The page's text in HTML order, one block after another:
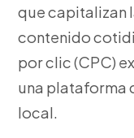
que capitalizan
contenido
por clic (CPC)
una plataforma
local.